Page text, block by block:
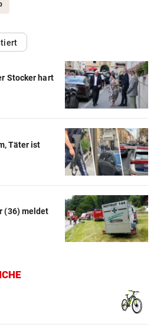
Stocker hart
Täter ist
(36) meldet